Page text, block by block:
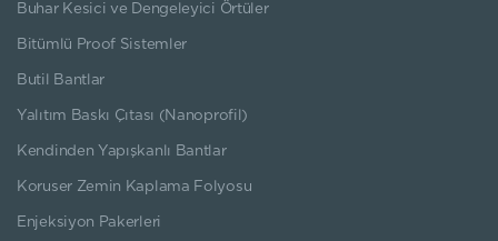
Buhar Kesici ve Dengeleyici Örtüler
Bitümlü Proof Sistemler
Butil Bantlar
Yalıtım Baskı Çıtası (Nanoprofil)
Kendinden Yapışkanlı Bantlar
Koruser Zemin Kaplama Folyosu
Enjeksiyon Pakerleri